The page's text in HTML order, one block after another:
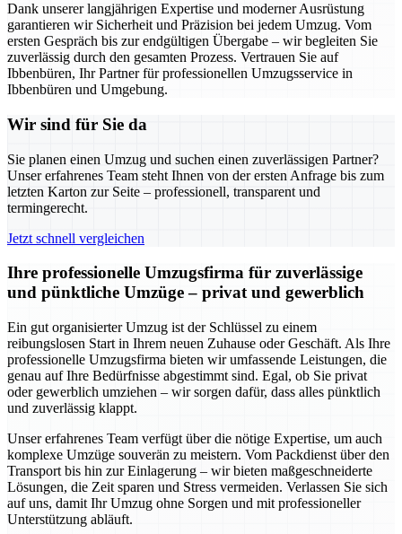
Dank unserer langjährigen Expertise und moderner Ausrüstung
garantieren wir Sicherheit und Präzision bei jedem Umzug. Vom
ersten Gespräch bis zur endgültigen Übergabe – wir begleiten Sie
zuverlässig durch den gesamten Prozess. Vertrauen Sie auf
Ibbenbüren, Ihr Partner für professionellen Umzugsservice in
Ibbenbüren und Umgebung.
Wir sind für Sie da
Sie planen einen Umzug und suchen einen zuverlässigen Partner?
Unser erfahrenes Team steht Ihnen von der ersten Anfrage bis zum
letzten Karton zur Seite – professionell, transparent und
termingerecht.
Jetzt schnell vergleichen
Ihre professionelle Umzugsfirma für zuverlässige
und pünktliche Umzüge – privat und gewerblich
Ein gut organisierter Umzug ist der Schlüssel zu einem
reibungslosen Start in Ihrem neuen Zuhause oder Geschäft. Als Ihre
professionelle Umzugsfirma bieten wir umfassende Leistungen, die
genau auf Ihre Bedürfnisse abgestimmt sind. Egal, ob Sie privat
oder gewerblich umziehen – wir sorgen dafür, dass alles pünktlich
und zuverlässig klappt.
Unser erfahrenes Team verfügt über die nötige Expertise, um auch
komplexe Umzüge souverän zu meistern. Vom Packdienst über den
Transport bis hin zur Einlagerung – wir bieten maßgeschneiderte
Lösungen, die Zeit sparen und Stress vermeiden. Verlassen Sie sich
auf uns, damit Ihr Umzug ohne Sorgen und mit professioneller
Unterstützung abläuft.